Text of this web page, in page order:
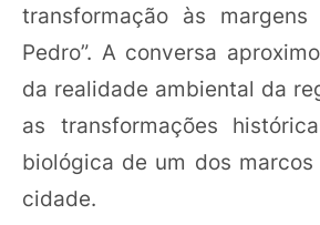
transformação às
Pedro”. A conversa
da realidade ambiental da
as transformações
biológica de um dos
cidade.